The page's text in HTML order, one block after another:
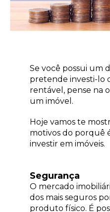
Se você possui um
pretende investi-lo
rentável, pense na
um imóvel.
Hoje vamos te
motivos do porquê
investir em imóveis.
Segurança
O mercado
dos mais seguros
produto físico. É